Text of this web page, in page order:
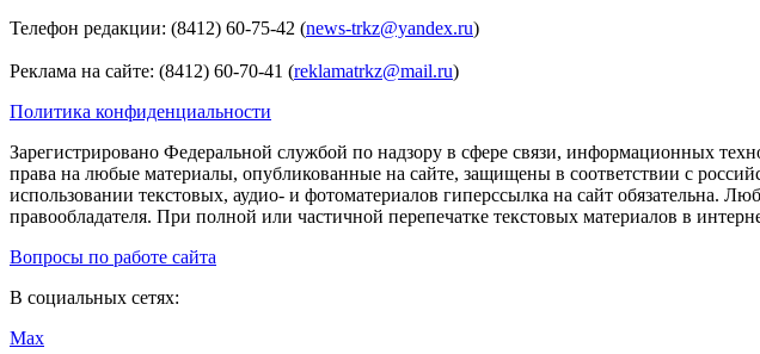
Телефон редакции: (8412) 60-75-42 (news-trkz@yandex.ru)
Реклама на сайте: (8412) 60-70-41 (reklamatrkz@mail.ru)
Политика конфиденциальности
Зарегистрировано Федеральной службой по надзору в сфере связи, информационных
права на любые материалы, опубликованные на сайте, защищены в соответствии с
использовании текстовых, аудио- и фотоматериалов гиперссылка на сайт обязательна.
правообладателя. При полной или частичной перепечатке текстовых материалов в
Вопросы по работе сайта
В социальных сетях:
Max